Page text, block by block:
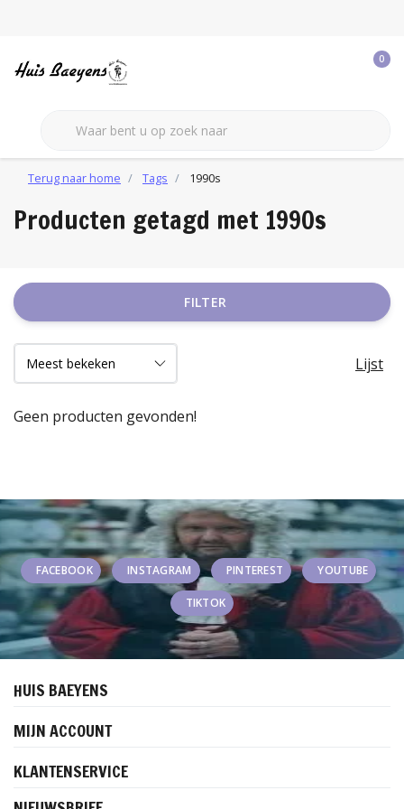
0
Terug naar home Tags 1990s
Producten getagd met 1990s
FILTER
Lijst
Geen producten gevonden!
FACEBOOK INSTAGRAM PINTEREST YOUTUBE
TIKTOK
HUIS BAEYENS
MIJN ACCOUNT
KLANTENSERVICE